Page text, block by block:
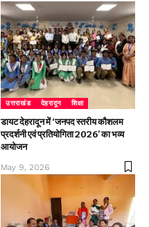
उत्तराखंड देहरादून शिक्षा
डायट देहरादून में ‘जनपद स्तरीय कौशलम
प्रदर्शनी एवं प्रतियोगिता 2026’ का भव्य
आयोजन
May 9, 2026